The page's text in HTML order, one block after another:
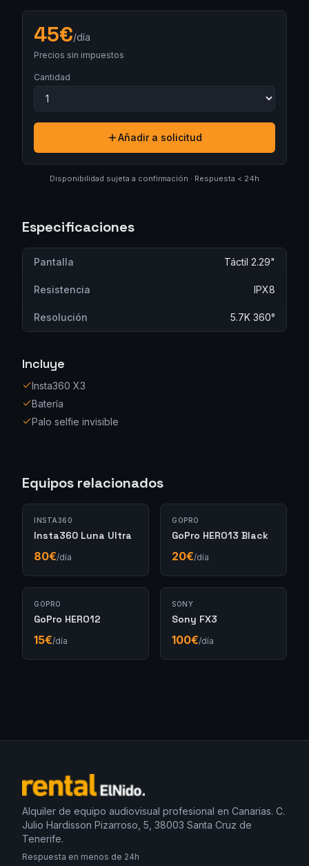
45€/día
Precios sin impuestos
Cantidad
Añadir a solicitud
Disponibilidad sujeta a confirmación · Respuesta < 24h
Especificaciones
Pantalla Táctil 2.29"
Resistencia IPX8
Resolución 5.7K 360°
Incluye
Insta360 X3
Batería
Palo selfie invisible
Equipos relacionados
INSTA360
Insta360 Luna Ultra
80€/día
GOPRO
GoPro HERO13 Black
20€/día
GOPRO
GoPro HERO12
15€/día
SONY
Sony FX3
100€/día
Alquiler de equipo audiovisual profesional en Canarias. C.
Julio Hardisson Pizarroso, 5, 38003 Santa Cruz de
Tenerife.
Respuesta en menos de 24h